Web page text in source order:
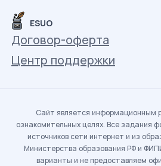
ESUO
Договор-оферта
Центр поддержки
Сайт является информационным
ознакомительных целях. Все задания
источников сети интернет и из
Министерства образования РФ и
варианты и не предоставляем